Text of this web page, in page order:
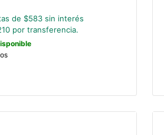
de $583 sin interés
por transferencia.